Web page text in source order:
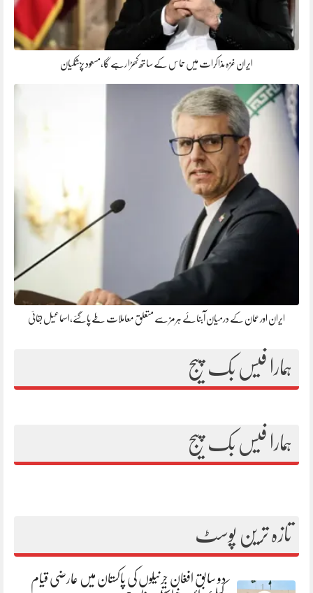
ایران غزہ مذاکرات میں حماس کے ساتھ کھڑا رہے گا،مسعود پزشکیان
ایران اور عمان کے درمیان آبنائے ہرمز سے متعلق معاملات طے پاگئے،اسماعیل بقائی
ہمارا فیس بک پیج
ہمارا فیس بک پیج
تازہ ترین پوسٹ
دو سابق افغان جرنیلوں کی پاکستان میں عارضی قیام